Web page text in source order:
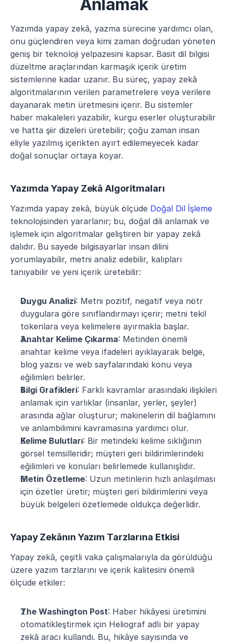
Anlamak
Yazımda yapay zekâ, yazma sürecine yardımcı olan,
onu güçlendiren veya kimi zaman doğrudan yöneten
geniş bir teknoloji yelpazesini kapsar. Basit dil bilgisi
düzeltme araçlarından karmaşık içerik üretim
sistemlerine kadar uzanır. Bu süreç, yapay zekâ
algoritmalarının verilen parametrelere veya verilere
dayanarak metin üretmesini içerir. Bu sistemler
haber makaleleri yazabilir, kurgu eserler oluşturabilir
ve hatta şiir dizeleri üretebilir; çoğu zaman insan
eliyle yazılmış içerikten ayırt edilemeyecek kadar
doğal sonuçlar ortaya koyar.
Yazımda Yapay Zekâ Algoritmaları
Yazımda yapay zekâ, büyük ölçüde Doğal Dil İşleme
teknolojisinden yararlanır; bu, doğal dili anlamak ve
işlemek için algoritmalar geliştiren bir yapay zekâ
dalıdır. Bu sayede bilgisayarlar insan dilini
yorumlayabilir, metni analiz edebilir, kalıpları
tanıyabilir ve yeni içerik üretebilir:
Duygu Analizi: Metni pozitif, negatif veya nötr
duygulara göre sınıflandırmayı içerir; metni tekil
tokenlara veya kelimelere ayırmakla başlar.
Anahtar Kelime Çıkarma: Metinden önemli
anahtar kelime veya ifadeleri ayıklayarak belge,
blog yazısı ve web sayfalarındaki konu veya
eğilimleri belirler​.
Bilgi Grafikleri: Farklı kavramlar arasındaki ilişkileri
anlamak için varlıklar (insanlar, yerler, şeyler)
arasında ağlar oluşturur; makinelerin dil bağlamını
ve anlambilimini kavramasına yardımcı olur​.
Kelime Bulutları: Bir metindeki kelime sıklığının
görsel temsilleridir; müşteri geri bildirimlerindeki
eğilimleri ve konuları belirlemede kullanışlıdır​.
Metin Özetleme: Uzun metinlerin hızlı anlaşılması
için özetler üretir; müşteri geri bildirimlerini veya
büyük belgeleri özetlemede oldukça değerlidir​.
Yapay Zekânın Yazım Tarzlarına Etkisi
Yapay zekâ, çeşitli vaka çalışmalarıyla da görüldüğü
üzere yazım tarzlarını ve içerik kalitesini önemli
ölçüde etkiler:
The Washington Post: Haber hikâyesi üretimini
otomatikleştirmek için Heliograf adlı bir yapay
zekâ aracı kullandı. Bu, hikâye sayısında ve